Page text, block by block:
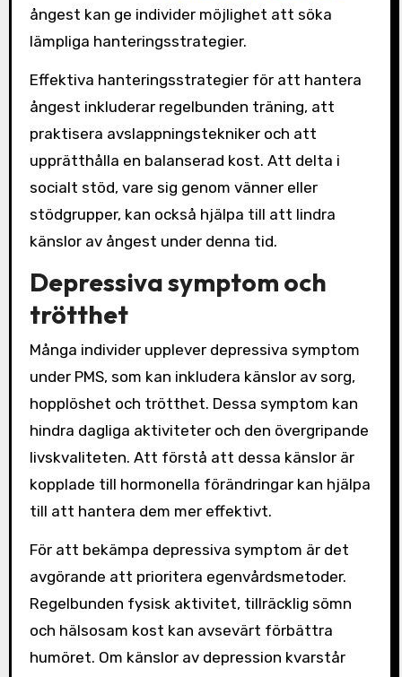
ångest kan ge individer möjlighet att söka
lämpliga hanteringsstrategier.
Effektiva hanteringsstrategier för att hantera
ångest inkluderar regelbunden träning, att
praktisera avslappningstekniker och att
upprätthålla en balanserad kost. Att delta i
socialt stöd, vare sig genom vänner eller
stödgrupper, kan också hjälpa till att lindra
känslor av ångest under denna tid.
Depressiva symptom och
trötthet
Många individer upplever depressiva symptom
under PMS, som kan inkludera känslor av sorg,
hopplöshet och trötthet. Dessa symptom kan
hindra dagliga aktiviteter och den övergripande
livskvaliteten. Att förstå att dessa känslor är
kopplade till hormonella förändringar kan hjälpa
till att hantera dem mer effektivt.
För att bekämpa depressiva symptom är det
avgörande att prioritera egenvårdsmetoder.
Regelbunden fysisk aktivitet, tillräcklig sömn
och hälsosam kost kan avsevärt förbättra
humöret. Om känslor av depression kvarstår